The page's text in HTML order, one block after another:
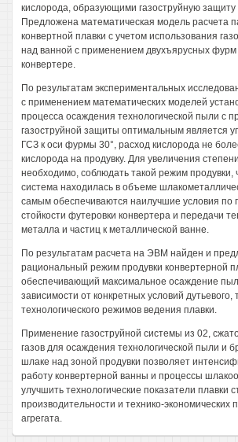
кислорода, образующими газоструйную защиту
Предложена математическая модель расчета
конвертной плавки с учетом использования
над ванной с применением двухъярусных фурм
конвертере.
По результатам экспериментальных
с применением математических моделей
процесса осаждения технологической пыли с
газоструйной защиты оптимальным является
ГСЗ к оси фурмы 30°, расход кислорода не
кислорода на продувку. Для увеличения
необходимо, соблюдать такой режим продувки,
система находилась в объеме
самым обеспечиваются наилучшие условия
стойкости футеровки конвертера и передачи
металла и частиц к металлической ванне.
По результатам расчета на ЭВМ найден и
рациональный режим продувки конвертерной
обеспечивающий максимальное осаждение
зависимости от конкретных условий дутьевого,
технологического режимов ведения плавки.
Применение газоструйной системы из 02,
газов для осаждения технологической пыли и
шлаке над зоной продувки позволяет
работу конвертерной ванны и процессы
улучшить технологические показатели плавки
производительности и технико-экономических
агрегата.